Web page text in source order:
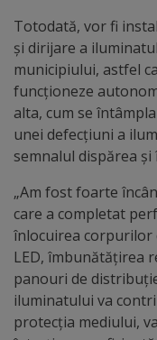
Ungheniul
turistic
Obiective
turistice
Sculpturi
(harta
Totodată, vor fi
și dirijare a
municipiului, astfel
funcționeze
alta, cum se
unei defecțiuni a
semnalul dispărea
„Am fost foarte
care a completat
înlocuirea corpurilor
LED, îmbunătățirea
panouri de
iluminatului va
protecția mediului,